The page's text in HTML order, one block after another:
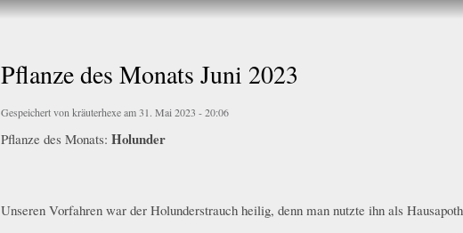
Direkt
Pflanze des Monats Juni 2023
Gespeichert von kräuterhexeam 31. Mai 2023 - 20:06
Pflanze des Monats: Holunder
Unseren Vorfahren war der Holunderstrauch heilig, denn man nutzte ihn als